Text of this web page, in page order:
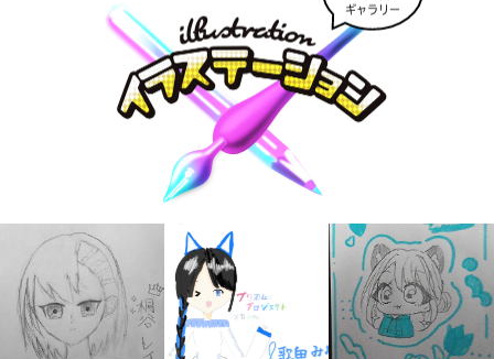
大人気
シリーズに
出会える
ギャラリー